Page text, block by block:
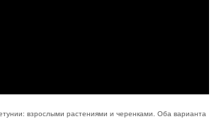
взрослыми растениями и черенками. Оба варианта